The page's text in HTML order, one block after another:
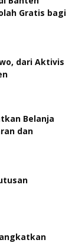
Gratis bagi
dari Aktivis
Belanja
dan